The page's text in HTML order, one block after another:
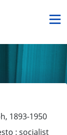
1893-1950
: socialist